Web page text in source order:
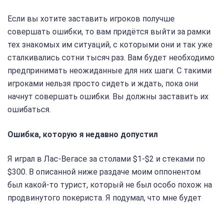
Если вы хотите заставить игроков получше
совершать ошибки, то вам придётся выйти за рамки
тех знакомых им ситуаций, с которыми они и так уже
сталкивались сотни тысяч раз. Вам будет необходимо
предпринимать неожиданные для них шаги. С такими
игроками нельзя просто сидеть и ждать, пока они
начнут совершать ошибки. Вы должны заставить их
ошибаться.
Ошибка, которую я недавно допустил
Я играл в Лас-Вегасе за столами $1-$2 и стеками по
$300. В описанной ниже раздаче моим оппонентом
был какой-то турист, который не был особо похож на
продвинутого покериста. Я подумал, что мне будет